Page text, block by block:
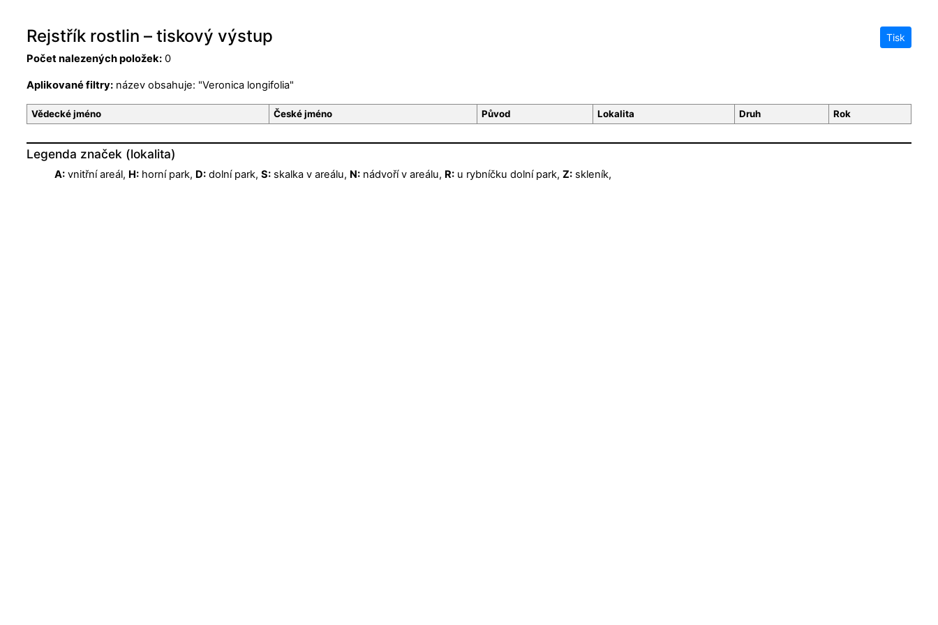
Tisk
Rejstřík rostlin – tiskový výstup
Počet nalezených položek:0
Aplikované filtry:název obsahuje: "Veronica longifolia"
Vědecké jméno České jméno Původ Lokalita Druh Rok
Legenda značek (lokalita)
A:vnitřní areál, H:horní park, D:dolní park, S:skalka v areálu, N:nádvoří v areálu, R:u rybníčku dolní park, Z:skleník,